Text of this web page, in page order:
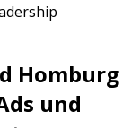
Homburg
und